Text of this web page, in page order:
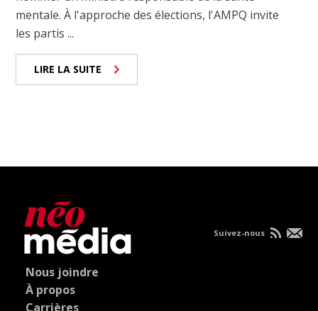
mentale. À l'approche des élections, l'AMPQ invite
les partis ...
LIRE LA SUITE
Nous joindre
À propos
Carrières
Suivez-nous